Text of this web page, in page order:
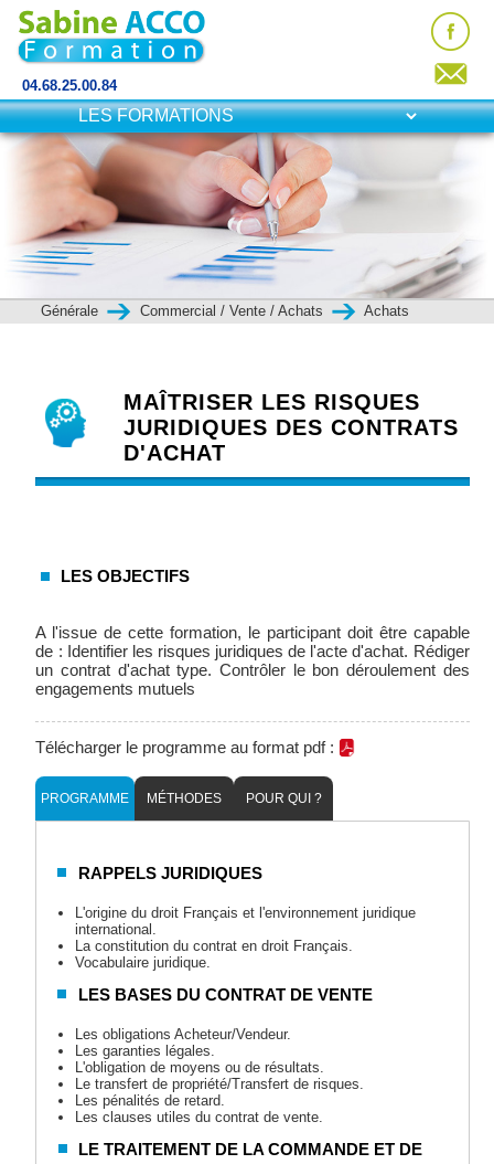
04.68.25.00.84
Générale Commercial / Vente / Achats Achats
MAÎTRISER LES RISQUES
JURIDIQUES DES CONTRATS
D'ACHAT
LES OBJECTIFS
A l'issue de cette formation, le participant doit être capable
de : Identifier les risques juridiques de l'acte d'achat. Rédiger
un contrat d'achat type. Contrôler le bon déroulement des
engagements mutuels
Télécharger le programme au format pdf :
PROGRAMME MÉTHODES POUR QUI ?
RAPPELS JURIDIQUES
L'origine du droit Français et l'environnement juridique
international.
La constitution du contrat en droit Français.
Vocabulaire juridique.
LES BASES DU CONTRAT DE VENTE
Les obligations Acheteur/Vendeur.
Les garanties légales.
L'obligation de moyens ou de résultats.
Le transfert de propriété/Transfert de risques.
Les pénalités de retard.
Les clauses utiles du contrat de vente.
LE TRAITEMENT DE LA COMMANDE ET DE